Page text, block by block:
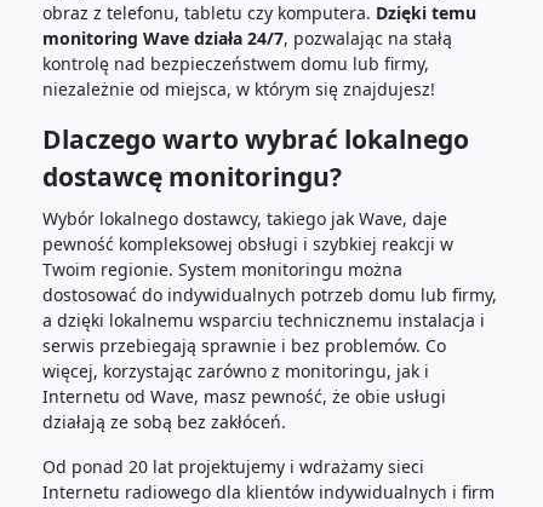
obraz z telefonu, tabletu czy komputera. Dzięki temu
monitoring Wave działa 24/7, pozwalając na stałą
kontrolę nad bezpieczeństwem domu lub firmy,
niezależnie od miejsca, w którym się znajdujesz!
Dlaczego warto wybrać lokalnego
dostawcę monitoringu?
Wybór lokalnego dostawcy, takiego jak Wave, daje
pewność kompleksowej obsługi i szybkiej reakcji w
Twoim regionie. System monitoringu można
dostosować do indywidualnych potrzeb domu lub firmy,
a dzięki lokalnemu wsparciu technicznemu instalacja i
serwis przebiegają sprawnie i bez problemów. Co
więcej, korzystając zarówno z monitoringu, jak i
Internetu od Wave, masz pewność, że obie usługi
działają ze sobą bez zakłóceń.
Od ponad 20 lat projektujemy i wdrażamy sieci
Internetu radiowego dla klientów indywidualnych i firm